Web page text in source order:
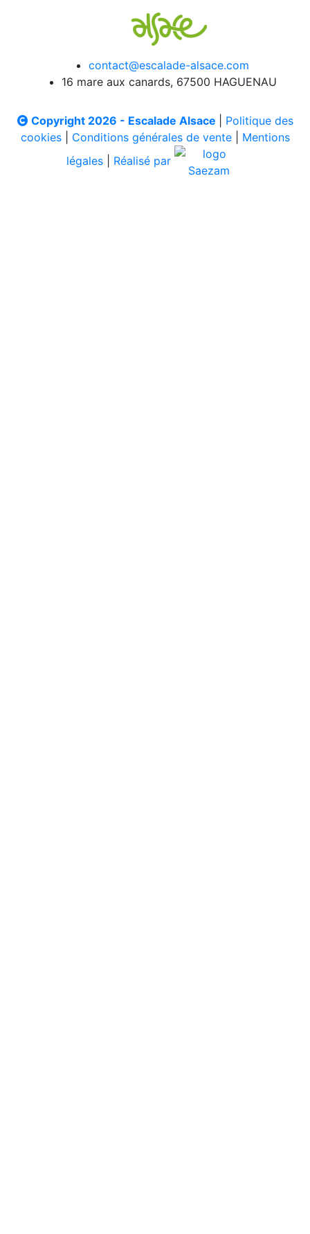
contact@escalade-alsace.com
16 mare aux canards, 67500 HAGUENAU
Copyright 2026 - Escalade Alsace
Politique des
cookies| Conditions générales de vente| Mentions
légales
Réalisé par